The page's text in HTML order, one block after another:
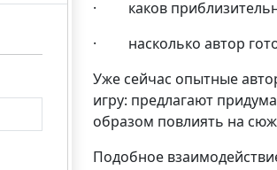
· каков
· насколько автор
Уже сейчас опытные
игру: предлагают
образом повлиять на
Подобное